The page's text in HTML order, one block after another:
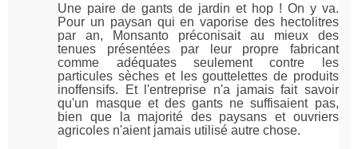
Une paire de gants de jardin et hop ! On y va.
Pour un paysan qui en vaporise des hectolitres
par an, Monsanto préconisait au mieux des
tenues présentées par leur propre fabricant
comme adéquates seulement contre les
particules sèches et les gouttelettes de produits
inoffensifs. Et l'entreprise n'a jamais fait savoir
qu'un masque et des gants ne suffisaient pas,
bien que la majorité des paysans et ouvriers
agricoles n'aient jamais utilisé autre chose.